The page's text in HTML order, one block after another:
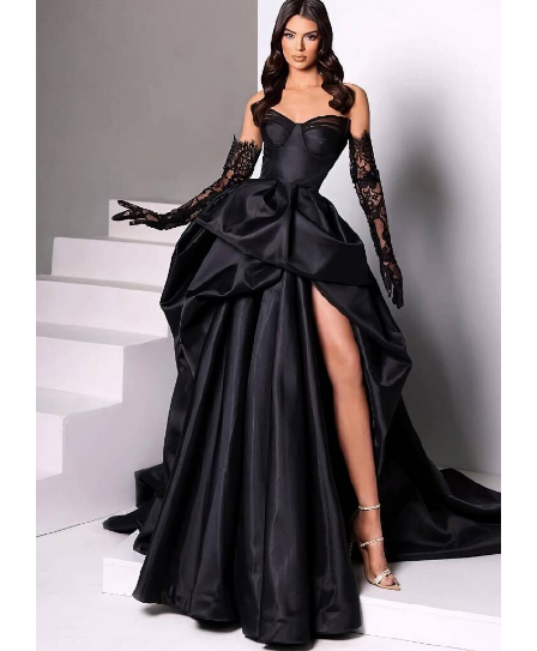
293,99 €.